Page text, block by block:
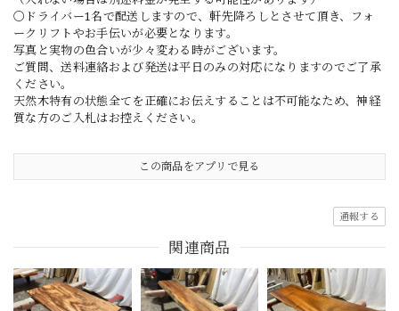
〇ドライバー1名で配送しますので、軒先降ろしとさせて頂き、フォ
ークリフトやお手伝いが必要となります。
写真と実物の色合いが少々変わる時がございます。
ご質問、送料連絡および発送は平日のみの対応になりますのでご了承
ください。
天然木特有の状態全てを正確にお伝えすることは不可能なため、神経
質な方のご入札はお控えください。
この商品をアプリで見る
通報する
関連商品